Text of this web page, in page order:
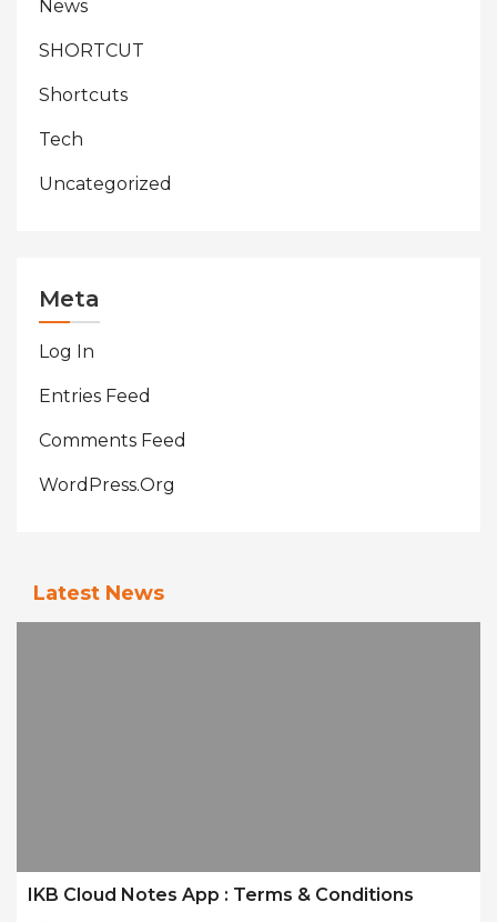
News
SHORTCUT
Shortcuts
Tech
Uncategorized
Meta
Log In
Entries Feed
Comments Feed
WordPress.org
Latest News
IKB Cloud Notes App : Terms & Conditions